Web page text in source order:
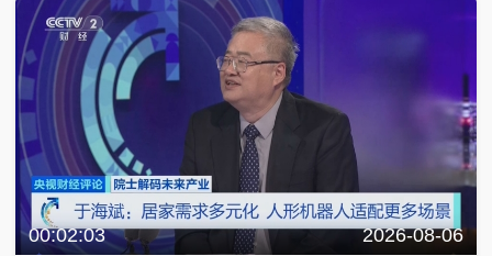
00:02:03 2026-08-06